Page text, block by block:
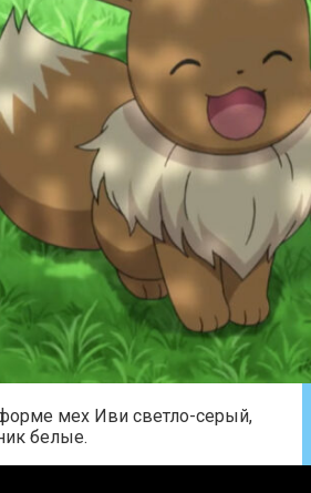
мех Иви светло-серый,
белые.